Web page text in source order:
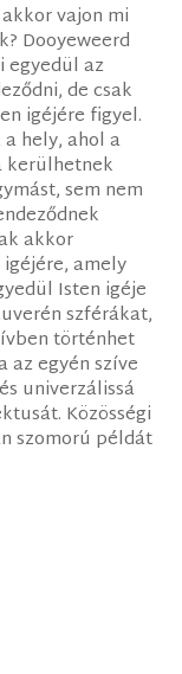
vajon mi
Dooyeweerd
egyedül az
de csak
igéjére figyel.
hely, ahol a
kerülhetnek
sem nem
akkor
amely
Isten igéje
szférákat,
történhet
az egyén szíve
univerzálissá
Közösségi
szomorú példát